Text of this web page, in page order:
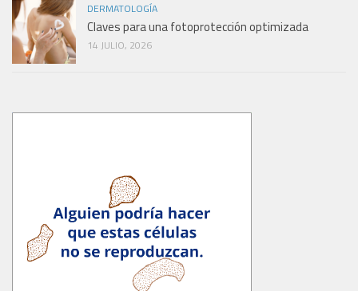
DERMATOLOGÍA
Claves para una fotoprotección optimizada
14 JULIO, 2026